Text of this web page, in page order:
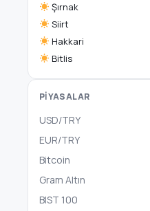
Şırnak
Siirt
Hakkari
Bitlis
PİYASALAR
USD/TRY
EUR/TRY
Bitcoin
Gram Altın
BIST 100